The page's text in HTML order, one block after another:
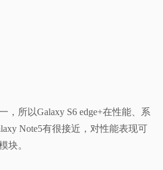
，所以Galaxy S6 edge+在性能、系
Note5有很接近，对性能表现可
块。